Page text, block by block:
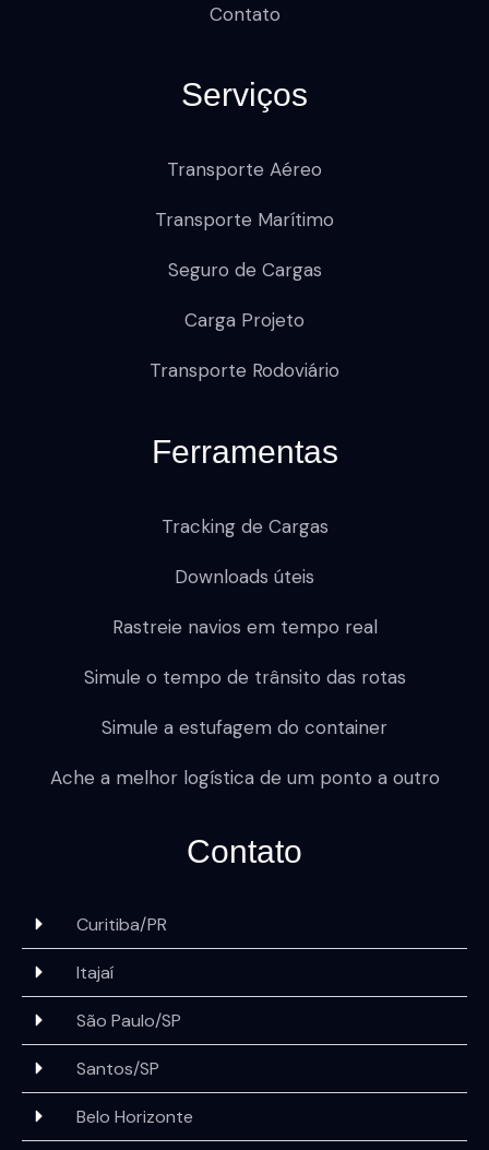
Contato
Serviços
Transporte Aéreo
Transporte Marítimo
Seguro de Cargas
Carga Projeto
Transporte Rodoviário
Ferramentas
Tracking de Cargas
Downloads úteis
Rastreie navios em tempo real
Simule o tempo de trânsito das rotas
Simule a estufagem do container
Ache a melhor logística de um ponto a outro
Contato
Curitiba/PR
Itajaí
São Paulo/SP
Santos/SP
Belo Horizonte